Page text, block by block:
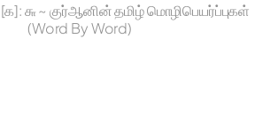
௬ ~ குர்ஆனின் தமிழ் மொழிபெயர்ப்புகள்
(Word By Word)